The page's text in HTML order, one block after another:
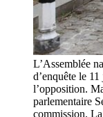
L’Assemblée
d’enquête le
l’opposition.
parlementaire
commission.